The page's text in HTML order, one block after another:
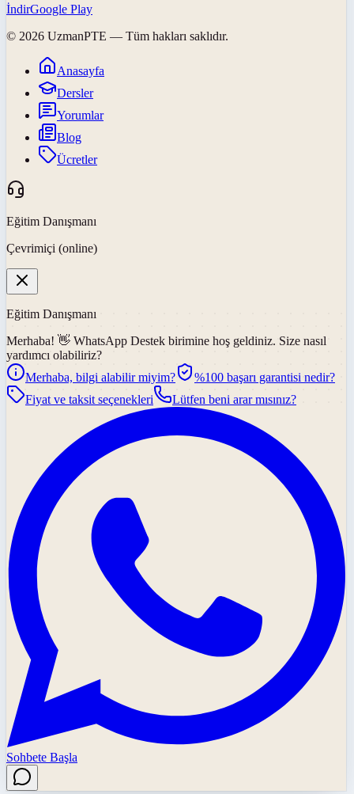
İndirGoogle Play
© 2026 UzmanPTE — Tüm hakları saklıdır.
Anasayfa
Dersler
Yorumlar
Blog
Ücretler
Eğitim Danışmanı
Çevrimiçi (online)
Eğitim Danışmanı
Merhaba! 👋 WhatsApp Destek birimine hoş geldiniz. Size nasıl
yardımcı olabiliriz?
Merhaba, bilgi alabilir miyim?
%100 başarı garantisi nedir?
Fiyat ve taksit seçenekleri
Lütfen beni arar mısınız?
Sohbete Başla